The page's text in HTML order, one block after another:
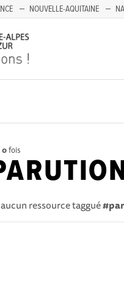
NOUVELLE-AQUITAINE
0fois
ressource taggué